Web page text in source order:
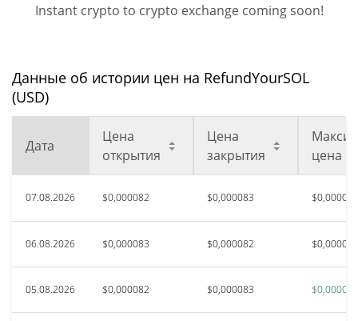
недели
$0,000085248037
сент. 14, 2025 (10 месяцев
назад)
97.50%
июнь 6, 2026 (2 месяцев
$0,00002532
232.61%
Instant crypto to crypto exchange coming soon!
Данные об истории цен на RefundYourSOL
(USD)
Дата
Цена
открытия
Цена
закрытия
цена
07.08.2026 $0,000082 $0,000083 $0,000084
06.08.2026 $0,000083 $0,000082 $0,000084
05.08.2026 $0,000082 $0,000083 $0,000085